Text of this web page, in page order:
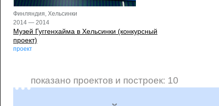
Финляндия, Хельсинки
2014 — 2014
Музей Гуггенхайма в Хельсинки (конкурсный
проект)
проект
показано проектов и построек: 10